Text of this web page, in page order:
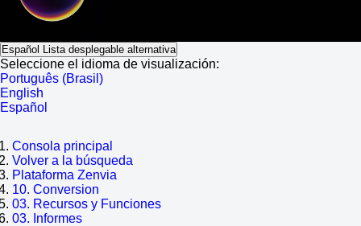
Español Lista desplegable alternativa
Seleccione el idioma de visualización:
Português (Brasil)
English
Español
Consola principal
Volver a la búsqueda
Plataforma Zenvia
10. Conversion
03. Recursos y Funciones
03. Informes